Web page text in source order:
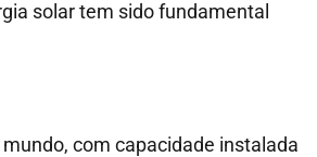
solar tem sido fundamental
com capacidade instalada